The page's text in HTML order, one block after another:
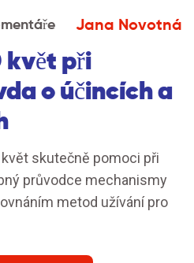
Jana Novotná
květ při
o účincích a
skutečně pomoci při
průvodce mechanismy
metod užívání pro